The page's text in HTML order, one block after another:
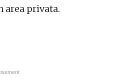
area privata.